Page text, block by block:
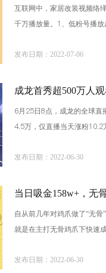
互联网中，家居改装视频络
千万播放量。1、低粉号播
发布日期：2022-07-06
成龙首秀超500万人
6月25日8点，成龙的全球
4.5万，仅直播当天涨粉
发布日期：2022-06-30
当日吸金158w+，无
自从前几年对鸡爪做了“无
就是在主打无骨鸡爪下快速
发布日期：2022-06-30